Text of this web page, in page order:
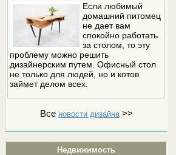
Если любимый
домашний питомец
не дает вам
спокойно работать
за столом, то эту
проблему можно решить
дизайнерским путем. Офисный стол
не только для людей, но и котов
займет делом всех.
Все новости дизайна>>
Недвижимость